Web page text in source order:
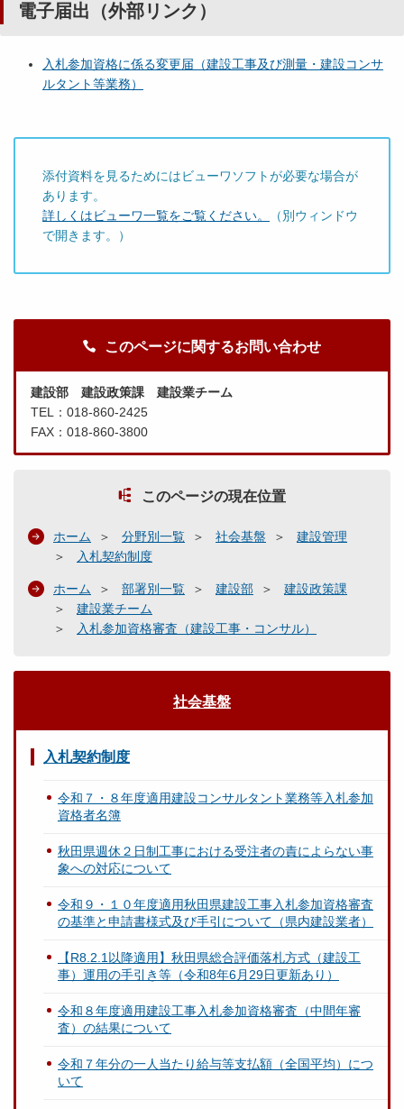
電子届出（外部リンク）
入札参加資格に係る変更届（建設工事及び測量・建設コンサ
ルタント等業務）
添付資料を見るためにはビューワソフトが必要な場合が
あります。
詳しくはビューワ一覧をご覧ください。
（別ウィンドウ
で開きます。）
このページに関するお問い合わせ
建設部 建設政策課 建設業チーム
TEL：018-860-2425
FAX：018-860-3800
このページの現在位置
ホーム 分野別一覧 社会基盤
建設管理
入札契約制度
ホーム 部署別一覧 建設部
建設政策課
建設業チーム
入札参加資格審査（建設工事・コンサル）
社会基盤
入札契約制度
令和７・８年度適用建設コンサルタント業務等入札参加
資格者名簿
秋田県週休２日制工事における受注者の責によらない事
象への対応について
令和９・１０年度適用秋田県建設工事入札参加資格審査
の基準と申請書様式及び手引について（県内建設業者）
【R8.2.1以降適用】秋田県総合評価落札方式（建設工
事）運用の手引き等（令和8年6月29日更新あり）
令和８年度適用建設工事入札参加資格審査（中間年審
査）の結果について
令和７年分の一人当たり給与等支払額（全国平均）につ
いて